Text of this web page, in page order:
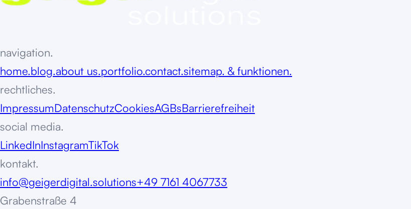
navigation.
home.blog.about us.portfolio.contact.sitemap. & funktionen.
rechtliches.
ImpressumDatenschutzCookiesAGBsBarrierefreiheit
social media.
LinkedInInstagramTikTok
kontakt.
info@geigerdigital.solutions+49 7161 4067733
Grabenstraße 4